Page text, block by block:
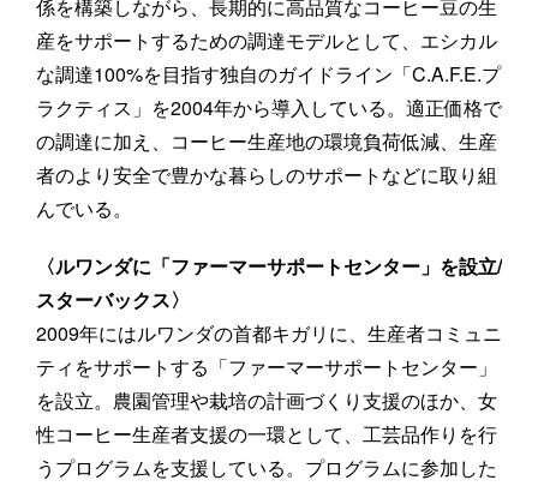
係を構築しながら、長期的に高品質なコーヒー豆の生
産をサポートするための調達モデルとして、エシカル
な調達100%を目指す独自のガイドライン「C.A.F.E.プ
ラクティス」を2004年から導入している。適正価格で
の調達に加え、コーヒー生産地の環境負荷低減、生産
者のより安全で豊かな暮らしのサポートなどに取り組
んでいる。
〈ルワンダに「ファーマーサポートセンター」を設立/
スターバックス〉
2009年にはルワンダの首都キガリに、生産者コミュニ
ティをサポートする「ファーマーサポートセンター」
を設立。農園管理や栽培の計画づくり支援のほか、女
性コーヒー生産者支援の一環として、工芸品作りを行
うプログラムを支援している。プログラムに参加した